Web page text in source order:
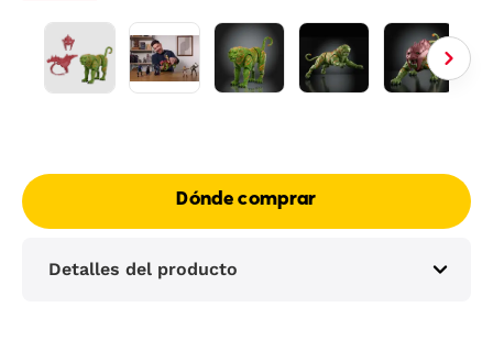
Dónde comprar
Detalles del producto